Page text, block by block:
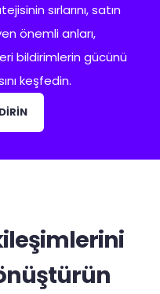
sırlarını, satın
önemli anları,
bildirimlerin gücünü
keşfedin.